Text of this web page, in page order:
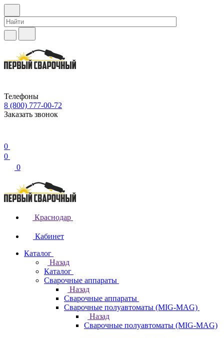
Телефоны
8 (800) 777-00-72
Заказать звонок
0
0
0
Краснодар
Кабинет
Каталог
Назад
Каталог
Сварочные аппараты
Назад
Сварочные аппараты
Сварочные полуавтоматы (MIG-MAG)
Назад
Сварочные полуавтоматы (MIG-MAG)